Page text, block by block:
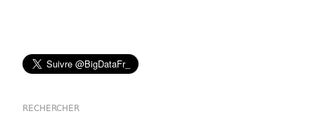
RECHERCHER